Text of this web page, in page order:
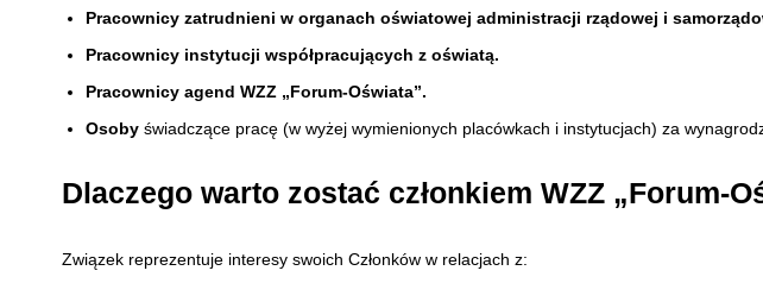
Pracownicy zatrudnieni w organach oświatowej administracji rządowej i
Pracownicy instytucji współpracujących z oświatą.
Pracownicy agend WZZ „Forum-Oświata”.
Osoby świadczące pracę (w wyżej wymienionych placówkach i instytucjach) za
Dlaczego warto zostać członkiem WZZ „Forum-
Związek reprezentuje interesy swoich Członków w relacjach z: